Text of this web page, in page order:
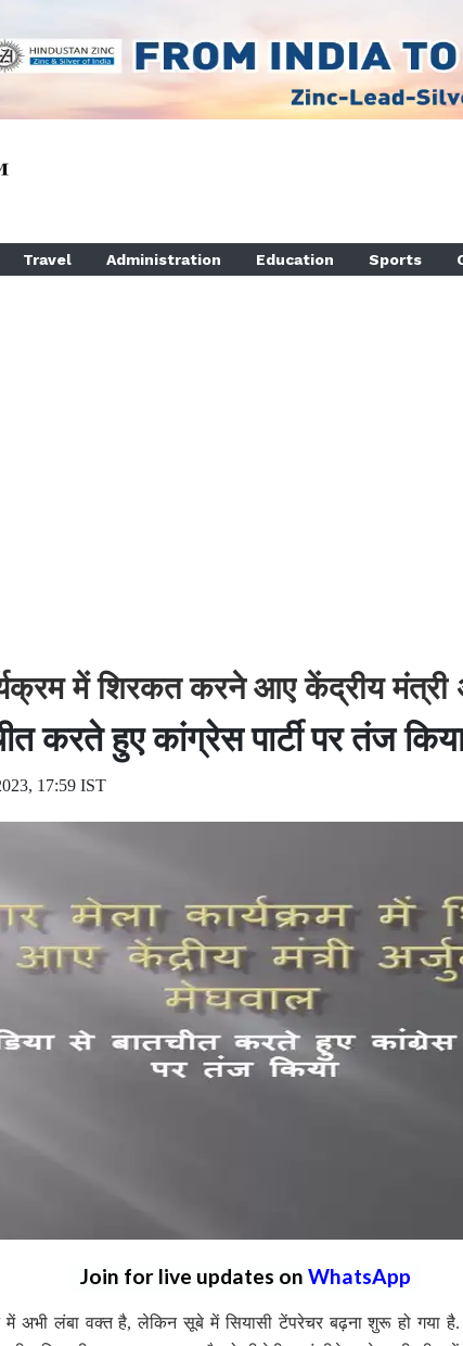
Travel Administration Education Sports
में शिरकत करने आए केंद्रीय मंत्री
करते हुए कांग्रेस पार्टी पर तंज
17:59 IST
Join for live updates onWhatsApp
सियासी वाक युद्ध चल रहा है, तो बीजेपी कहां पीछे रहने वाली थी।